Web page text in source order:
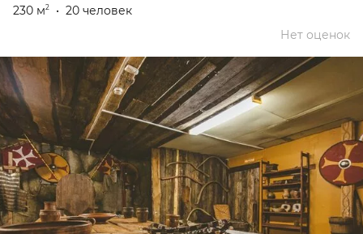
230 м2 • 20 человек
Нет оценок